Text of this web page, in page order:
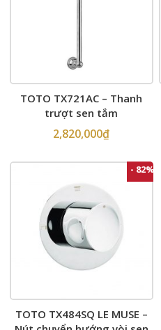
TOTO TX721AC – Thanh
trượt sen tắm
2,820,000₫
- 82%
TOTO TX484SQ LE MUSE –